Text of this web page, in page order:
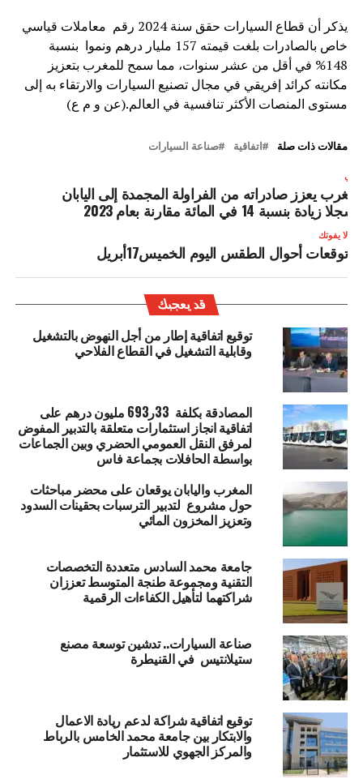
يذكر أن قطاع السيارات حقق سنة 2024 رقم معاملات قياسي
خاص بالصادرات بلغت قيمته 157 مليار درهم ونموا بنسبة
148% في أقل من عشر سنوات، مما سمح للمغرب بتعزيز
مكانته كرائد إفريقي في مجال تصنيع السيارات والارتقاء به إلى
مستوى المنصات الأكثر تنافسية في العالم.(عن و م ع)
مقالات ذات صلة اتفاقية صناعة السيارات
يعزز صادراته من الفراولة المجمدة إلى اليابان
زيادة بنسبة 14 في المائة مقارنة بعام 2023
لا يفوتك
توقعات أحوال الطقس اليوم الخميس17أبريل
قد يعجبك
توقيع اتفاقية إطار من أجل النهوض بالتشغيل
وقابلية التشغيل في القطاع الفلاحي
المصادقة بكلفة 33ر693 مليون درهم على
اتفاقية انجاز استثمارات متعلقة بالتدبير المفوض
لمرفق النقل العمومي الحضري وبين الجماعات
بواسطة الحافلات بجماعة فاس
المغرب واليابان يوقعان على محضر مباحثات
حول مشروع لتدبير الترسبات بحقينات السدود
وتعزيز المخزون المائي
جامعة محمد السادس متعددة التخصصات
التقنية ومجموعة طنجة المتوسط تعززان
شراكتهما لتأهيل الكفاءات الرقمية
صناعة السيارات.. تدشين توسعة مصنع
ستيلانتيس في القنيطرة
توقيع اتفاقية شراكة لدعم ريادة الاعمال
والابتكار بين جامعة محمد الخامس بالرباط
والمركز الجهوي للاستثمار